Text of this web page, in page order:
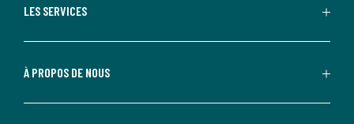
LES SERVICES
À PROPOS DE NOUS